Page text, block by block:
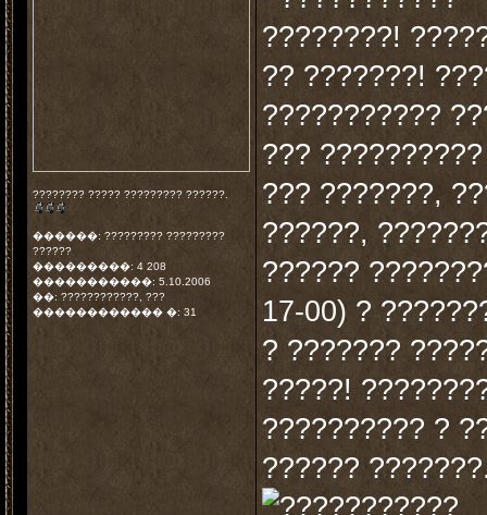
???????? ????? ????????? ??????.
������: ????????? ?????????
??????
���������: 4 208
�����������: 5.10.2006
��: ????????????, ???
������������ �: 31
????????!
?? ???????!
???????????
???
??? ???????,
??????,
??????
17-00) ?
? ???????
?????!
?????????? ?
??????